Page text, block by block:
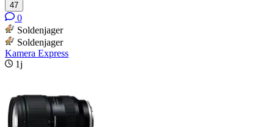
47
0
Soldenjager
Soldenjager
Kamera Express
1j